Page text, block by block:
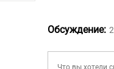
Обсуждение: